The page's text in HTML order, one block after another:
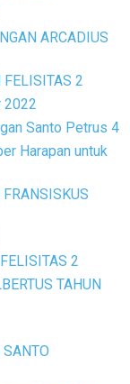
ARCADIUS
FELISITAS 2
2022
Santo Petrus 4
Harapan untuk
2
TAHUN